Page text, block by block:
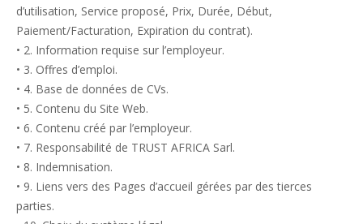
d’utilisation, Service proposé, Prix, Durée, Début,
Paiement/Facturation, Expiration du contrat).
• 2. Information requise sur l’employeur.
• 3. Offres d’emploi.
• 4. Base de données de CVs.
• 5. Contenu du Site Web.
• 6. Contenu créé par l’employeur.
• 7. Responsabilité de TRUST AFRICA Sarl.
• 8. Indemnisation.
• 9. Liens vers des Pages d’accueil gérées par des tierces
parties.